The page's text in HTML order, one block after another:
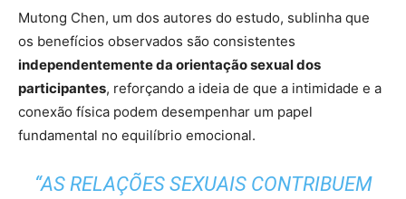
Mutong Chen, um dos autores do estudo, sublinha que
os benefícios observados são consistentes
independentemente da orientação sexual dos
participantes, reforçando a ideia de que a intimidade e a
conexão física podem desempenhar um papel
fundamental no equilíbrio emocional.
“AS RELAÇÕES SEXUAIS CONTRIBUEM